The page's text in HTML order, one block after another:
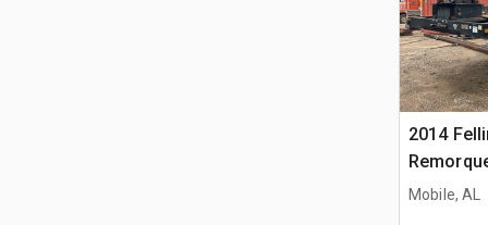
2014
Mobile, AL